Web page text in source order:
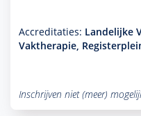
Accreditaties: Landelijke
Vaktherapie,
Inschrijven niet (meer)